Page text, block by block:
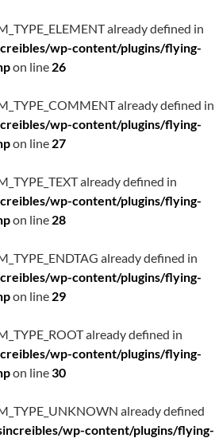
already defined in
wp-content/plugins/flying-
on line 26
already defined in
wp-content/plugins/flying-
on line 27
already defined in
wp-content/plugins/flying-
on line 28
already defined in
wp-content/plugins/flying-
on line 29
already defined in
wp-content/plugins/flying-
on line30
already defined
wp-content/plugins/flying-